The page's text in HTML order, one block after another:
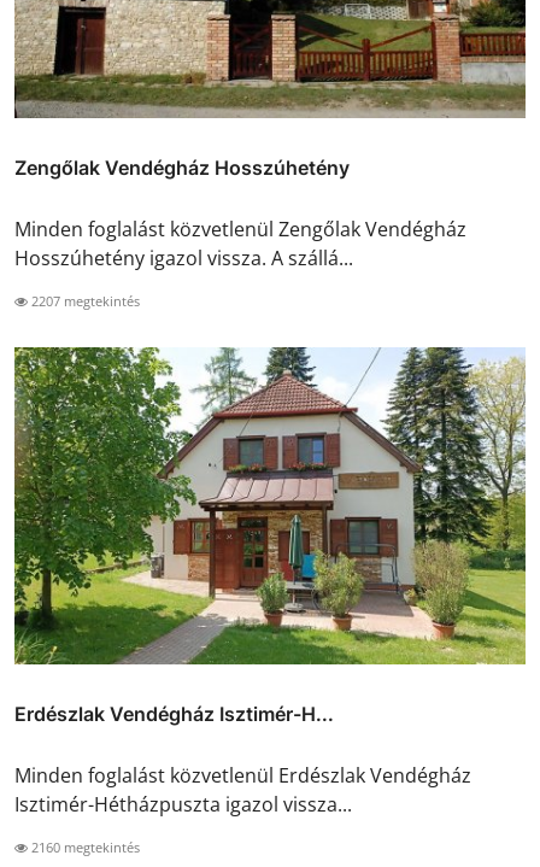
Zengőlak Vendégház Hosszúhetény
Minden foglalást közvetlenül Zengőlak Vendégház
Hosszúhetény igazol vissza. A szállá...
2207 megtekintés
Erdészlak Vendégház Isztimér-H...
Minden foglalást közvetlenül Erdészlak Vendégház
Isztimér-Hétházpuszta igazol vissza...
2160 megtekintés